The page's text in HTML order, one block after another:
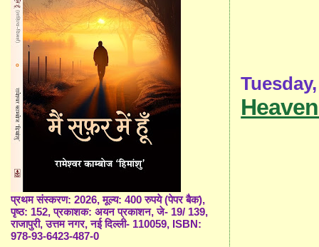
प्रथम संस्करण: 2026, मूल्य: 400 रुपये (पेपर बैक),
पृष्ठ: 152, प्रकाशक: अयन प्रकाशन, जे- 19/ 139,
राजापुरी, उत्तम नगर, नई दिल्ली- 110059, ISBN:
978-93-6423-487-0